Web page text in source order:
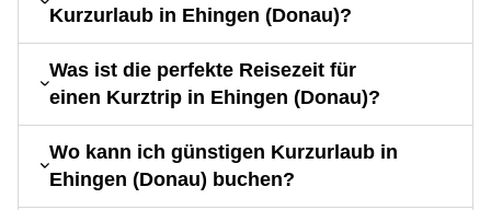
Kurzurlaub in Ehingen (Donau)?
Was ist die perfekte Reisezeit für
einen Kurztrip in Ehingen (Donau)?
Wo kann ich günstigen Kurzurlaub in
Ehingen (Donau) buchen?